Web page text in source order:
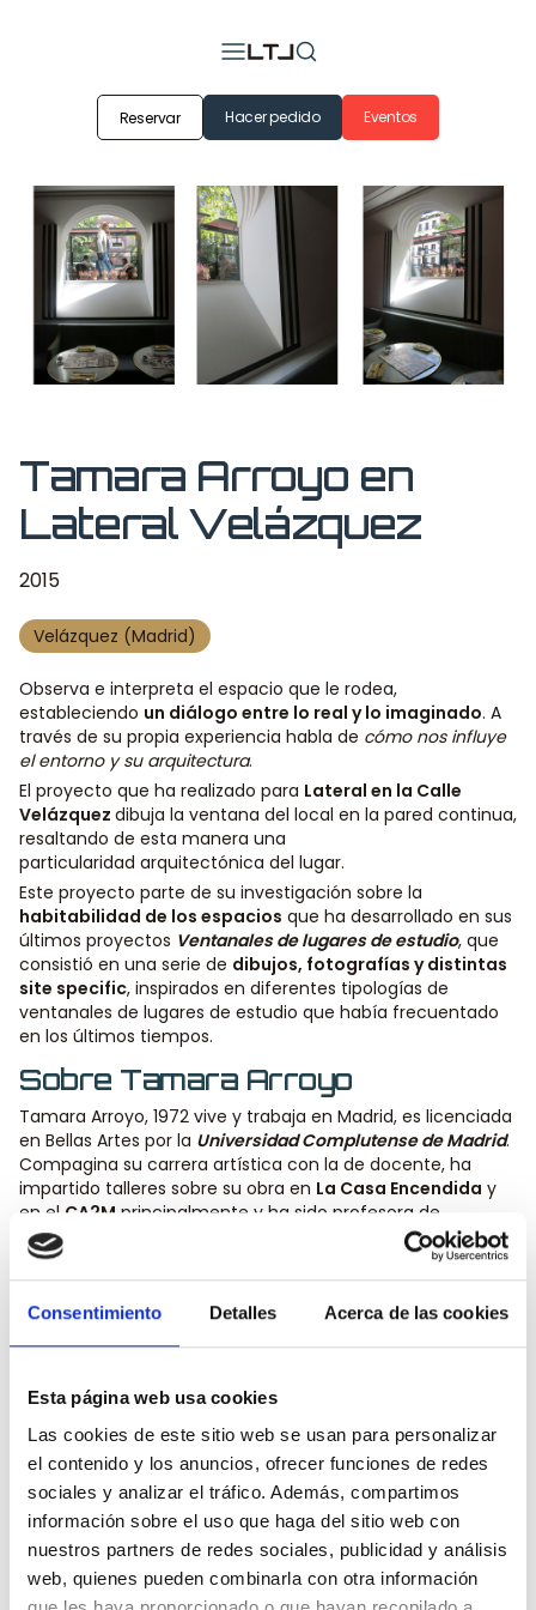
Consentimiento Detalles Acerca de las cookies
Esta página web usa cookies
Las cookies de este sitio web se usan para personalizar
el contenido y los anuncios, ofrecer funciones de redes
sociales y analizar el tráfico. Además, compartimos
información sobre el uso que haga del sitio web con
nuestros partners de redes sociales, publicidad y análisis
web, quienes pueden combinarla con otra información
Reservar Hacer pedido Eventos
Tamara Arroyo en
Lateral Velázquez
2015
Velázquez (Madrid)
Observa e interpreta el espacio que le rodea,
estableciendo un diálogo entre lo real y lo imaginado. A
través de su propia experiencia habla de cómo nos influye
el entorno y su arquitectura.
El proyecto que ha realizado para Lateral en la Calle
Velázquez dibuja la ventana del local en la pared continua,
resaltando de esta manera una
particularidad arquitectónica del lugar.
Este proyecto parte de su investigación sobre la
habitabilidad de los espacios que ha desarrollado en sus
últimos proyectos Ventanales de lugares de estudio, que
consistió en una serie de dibujos, fotografías y distintas
site specific, inspirados en diferentes tipologías de
ventanales de lugares de estudio que había frecuentado
en los últimos tiempos.
Sobre Tamara Arroyo
Tamara Arroyo, 1972 vive y trabaja en Madrid, es licenciada
en Bellas Artes por la Universidad Complutense de Madrid.
Compagina su carrera artística con la de docente, ha
impartido talleres sobre su obra en La Casa Encendida y
en el CA2M principalmente y ha sido profesora de
Educación Plástica y Visual en diferentes centros de
enseñanza.
se mueve entre las
site specific, la fotografía, el dibujo y
habita. Algunos de ellos son:
Injuve, Premio Ciutat de Palma,etc.
Actualmente disfruta de una residencia en Addaya, Alaró,
Mallorca. Durante el 2014- 2015 disfrutó de una residencia
enEspacio Ocultoy en el 2012-2013 gana la beca de
laAcademia de España en Roma, donde realiza el
proyecto autobiográfico Roma 1968/2012
Desde 2001 ha expuesto regularmente en España, en
galerías y otras instituciones. De manera individual, la más